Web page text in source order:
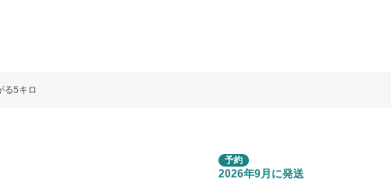
る5キロ
予約
2026年9月に発送